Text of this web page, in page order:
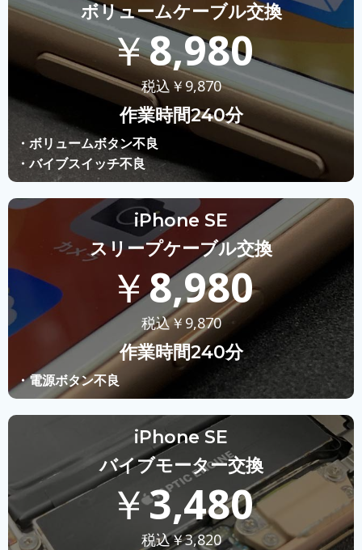
ボリュームケーブル交換
￥8,980
税込￥9,870
作業時間240分
・ボリュームボタン不良
・バイブスイッチ不良
iPhone SE
スリープケーブル交換
￥8,980
税込￥9,870
作業時間240分
・電源ボタン不良
iPhone SE
バイブモーター交換
￥3,480
税込￥3,820